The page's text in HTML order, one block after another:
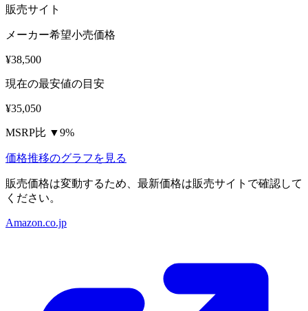
販売サイト
メーカー希望小売価格
¥38,500
現在の最安値の目安
¥35,050
MSRP比 ▼9%
価格推移のグラフを見る
販売価格は変動するため、最新価格は販売サイトで確認して
ください。
Amazon.co.jp